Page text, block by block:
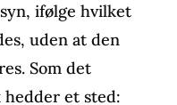
ifølge hvilket
uden at den
Som det
et sted: